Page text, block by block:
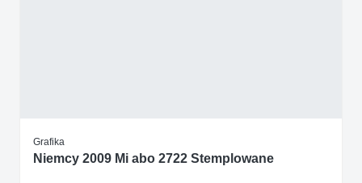
Grafika
Niemcy 2009 Mi abo 2722 Stemplowane